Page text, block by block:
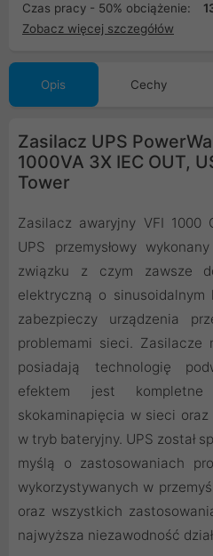
Czas pracy - 50% obciążenie:
Zobacz więcej szczegółów
Opis Cechy
Zasilacz UPS
1000VA 3X IEC OUT,
Tower
Zasilacz awaryjny VFI 1000
UPS przemysłowy
związku z czym zawsze
elektryczną o sinusoidalnym
zabezpieczy urządzenia
problemami sieci. Zasilacze
posiadają technologię
efektem jest kompletne
skokaminapięcia w sieci oraz
w tryb bateryjny. UPS został
myślą o zastosowaniach
wykorzystywanych w
oraz wszystkich
najwyższa niezawodność